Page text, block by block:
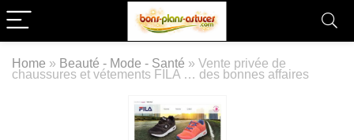
Home » Beauté - Mode - Santé » Vente privée de
chaussures et vétements FILA … des bonnes affaires